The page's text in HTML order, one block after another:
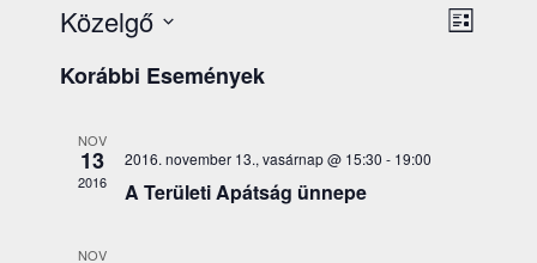
Lista
Közelgő
kiválasztása.
Korábbi Események
NOV
13
2016
2016. november 13., vasárnap @ 15:30 - 19:00
A Területi Apátság ünnepe
NOV